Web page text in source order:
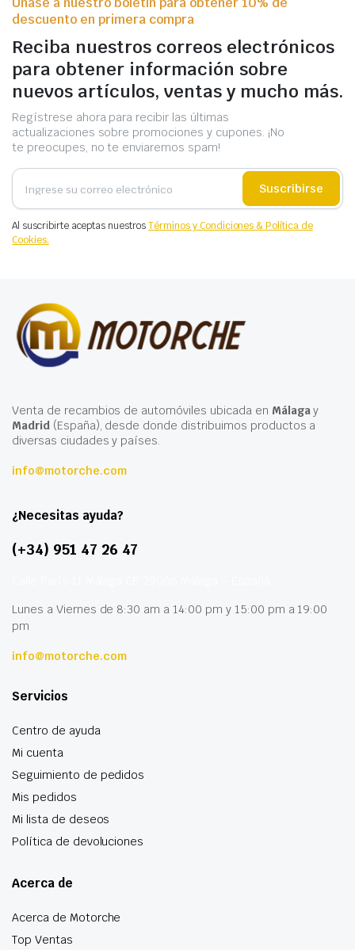
descuento en primera compra
Reciba nuestros correos electrónicos
para obtener información sobre
nuevos artículos, ventas y mucho más.
Regístrese ahora para recibir las últimas
actualizaciones sobre promociones y cupones. ¡No
te preocupes, no te enviaremos spam!
Suscribirse
Al suscribirte aceptas nuestrosTérminos y Condiciones & Política de
Cookies.
Venta de recambios de automóviles ubicada en Málagay
Madrid(España), desde donde distribuimos productos a
diversas ciudades y países.
info@motorche.com
¿Necesitas ayuda?
(+34) 951 47 26 47
Lunes a Viernes de 8:30 am a 14:00 pm y 15:00 pm a 19:00
pm
info@motorche.com
Servicios
Centro de ayuda
Mi cuenta
Seguimiento de pedidos
Mis pedidos
Mi lista de deseos
Política de devoluciones
Acerca de
Acerca de Motorche
Top Ventas